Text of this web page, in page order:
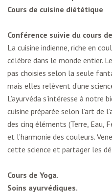
Cours de cuisine diététique
Conférence suivie du cours
La cuisine indienne, riche en
célèbre dans le monde entier.
pas choisies selon la seule
mais elles relèvent d’une
L’ayurvéda s’intéresse à notre
cuisine préparée selon l’art de
des cinq éléments (Terre, Eau,
et l’harmonie des couleurs.
cette science et partager les
Cours de Yoga.
Soins ayurvédiques.